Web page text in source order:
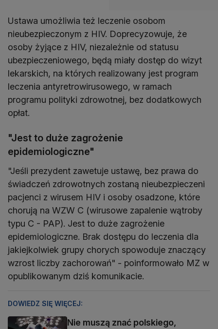
Ustawa umożliwia też leczenie osobom
nieubezpieczonym z HIV. Doprecyzowuje, że
osoby żyjące z HIV, niezależnie od statusu
ubezpieczeniowego, będą miały dostęp do wizyt
lekarskich, na których realizowany jest program
leczenia antyretrowirusowego, w ramach
programu polityki zdrowotnej, bez dodatkowych
opłat.
"Jest to duże zagrożenie
epidemiologiczne"
"Jeśli prezydent zawetuje ustawę, bez prawa do
świadczeń zdrowotnych zostaną nieubezpieczeni
pacjenci z wirusem HIV i osoby osadzone, które
chorują na WZW C (wirusowe zapalenie wątroby
typu C - PAP). Jest to duże zagrożenie
epidemiologiczne. Brak dostępu do leczenia dla
jakiejkolwiek grupy chorych spowoduje znaczący
wzrost liczby zachorowań" - poinformowało MZ w
opublikowanym dziś komunikacie.
DOWIEDZ SIĘ WIĘCEJ:
Nie muszą znać polskiego,